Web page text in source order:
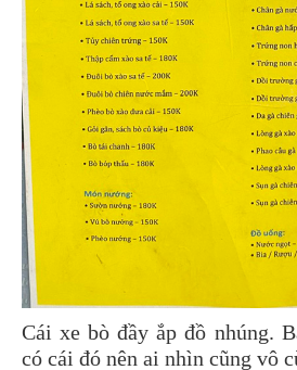
Cái xe bò đầy ắp đồ nhúng.
có cái đó nên ai nhìn cũng vô